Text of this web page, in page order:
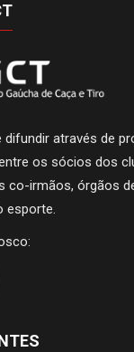
difundir através de
os sócios dos
co-irmãos, órgãos
esporte.